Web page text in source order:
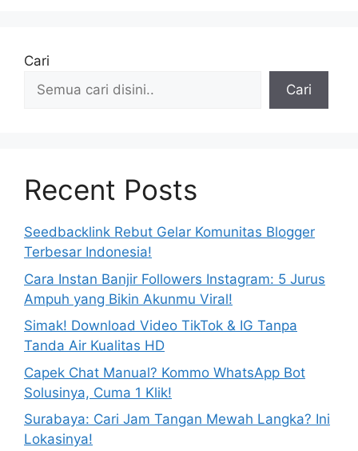
Cari
Cari
Recent Posts
Seedbacklink Rebut Gelar Komunitas Blogger
Terbesar Indonesia!
Cara Instan Banjir Followers Instagram: 5 Jurus
Ampuh yang Bikin Akunmu Viral!
Simak! Download Video TikTok & IG Tanpa
Tanda Air Kualitas HD
Capek Chat Manual? Kommo WhatsApp Bot
Solusinya, Cuma 1 Klik!
Surabaya: Cari Jam Tangan Mewah Langka? Ini
Lokasinya!